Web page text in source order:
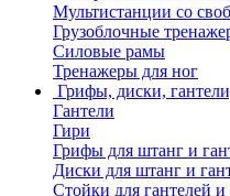
Мультистанции со
Грузоблочные
Силовые рамы
Тренажеры для ног
Грифы, диски,
Гантели
Гири
Грифы для штанг и
Диски для штанг и
Стойки для гантелей и